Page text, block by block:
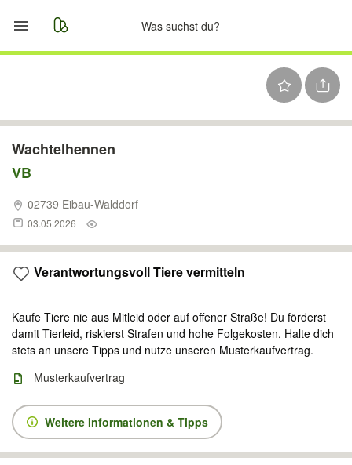
Nachrichten
Wachtelhennen
VB
02739 Eibau-Walddorf
03.05.2026
Verantwortungsvoll Tiere vermitteln
Kaufe Tiere nie aus Mitleid oder auf offener Straße! Du förderst
damit Tierleid, riskierst Strafen und hohe Folgekosten. Halte dich
stets an unsere Tipps und nutze unseren Musterkaufvertrag.
Musterkaufvertrag
Weitere Informationen & Tipps